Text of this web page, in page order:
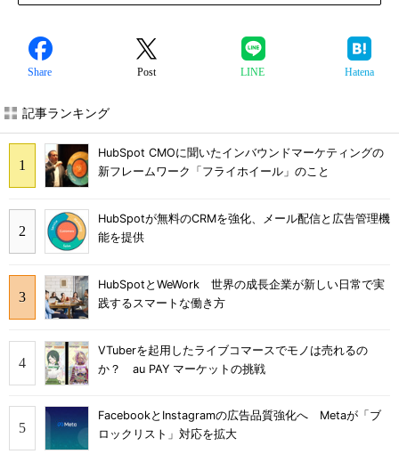
Share Post LINE Hatena
記事ランキング
HubSpot CMOに聞いたインバウンドマーケティングの
新フレームワーク「フライホイール」のこと
HubSpotが無料のCRMを強化、メール配信と広告管理機
能を提供
HubSpotとWeWork 世界の成長企業が新しい日常で実
践するスマートな働き方
VTuberを起用したライブコマースでモノは売れるの
か？ au PAY マーケットの挑戦
FacebookとInstagramの広告品質強化へ Metaが「ブ
ロックリスト」対応を拡大